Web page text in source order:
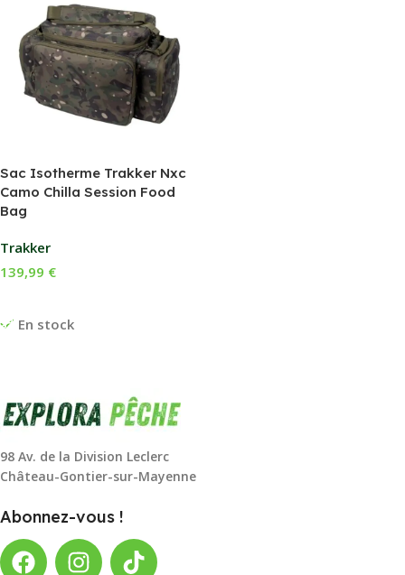
Sac Isotherme Trakker Nxc
Camo Chilla Session Food
Bag
Trakker
En stock
139,99 €
98 Av. de la Division Leclerc
Château-Gontier-sur-Mayenne
Abonnez-vous !